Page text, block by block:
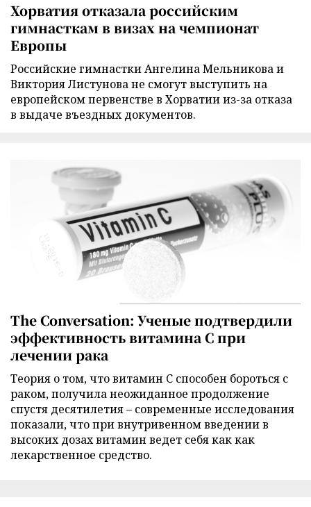
Хорватия отказала российским
гимнасткам в визах на чемпионат
Европы
Российские гимнастки Ангелина Мельникова и
Виктория Листунова не смогут выступить на
европейском первенстве в Хорватии из-за отказа
в выдаче въездных документов.
The Conversation: Ученые подтвердили
эффективность витамина C при
лечении рака
Теория о том, что витамин C способен бороться с
раком, получила неожиданное продолжение
спустя десятилетия – современные исследования
показали, что при внутривенном введении в
высоких дозах витамин ведет себя как как
лекарственное средство.